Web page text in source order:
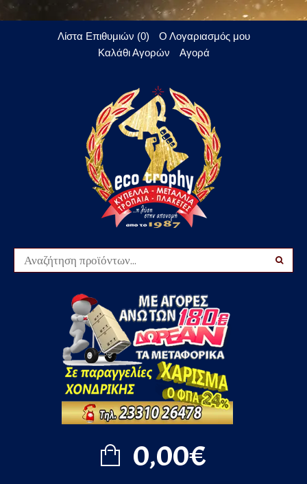
Λίστα Επιθυμιών (0)
Ο Λογαριασμός μου
Καλάθι Αγορών
Αγορά
0,00€